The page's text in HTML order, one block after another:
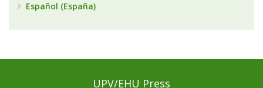
Español (España)
UPV/EHU Press